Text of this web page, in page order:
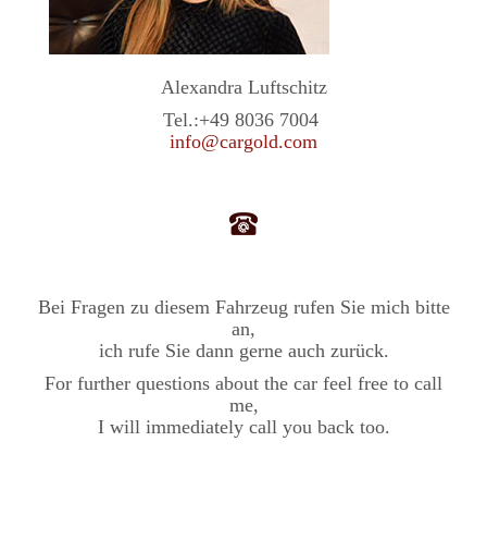
Alexandra Luftschitz
Tel.:+49 8036 7004
info@cargold.com
Bei Fragen zu diesem Fahrzeug rufen Sie mich bitte
an,
ich rufe Sie dann gerne auch zurück.
For further questions about the car feel free to call
me,
I will immediately call you back too.